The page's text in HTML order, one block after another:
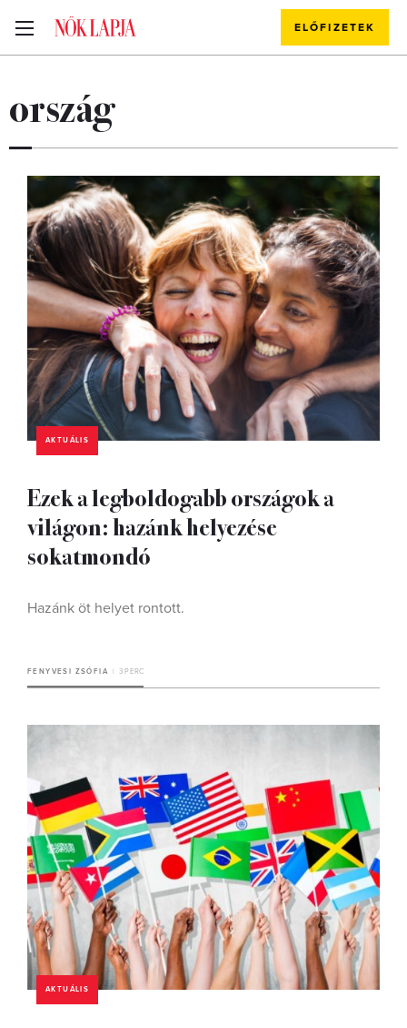
ELŐFIZETEK
ország
AKTUÁLIS
Ezek a legboldogabb országok a
világon: hazánk helyezése
sokatmondó
Hazánk öt helyet rontott.
FENYVESI ZSÓFIA 3 PERC
AKTUÁLIS